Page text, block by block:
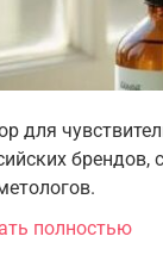
для
брендов,
полностью